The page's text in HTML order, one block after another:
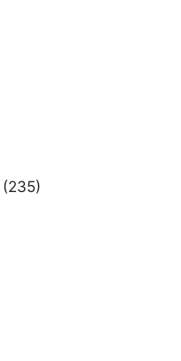
(235)